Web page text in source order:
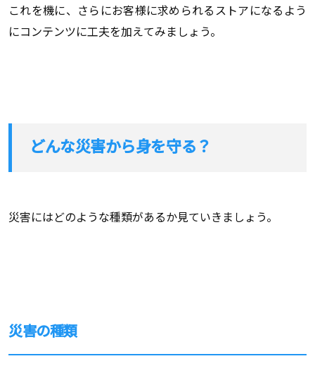
これを機に、さらにお客様に求められるストアになるよう
にコンテンツに工夫を加えてみましょう。
どんな災害から身を守る？
災害にはどのような種類があるか見ていきましょう。
災害の種類